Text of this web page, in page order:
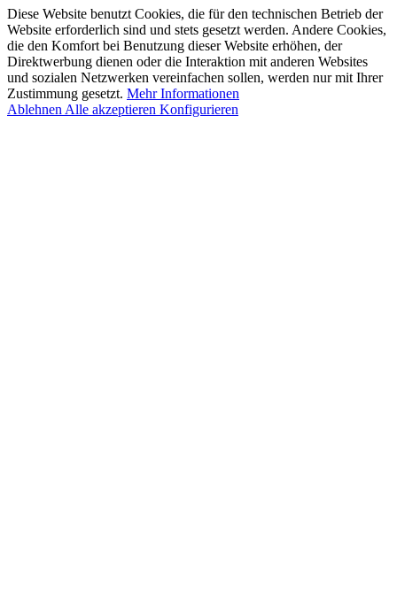
Diese Website benutzt Cookies, die für den technischen Betrieb der
Website erforderlich sind und stets gesetzt werden. Andere Cookies,
die den Komfort bei Benutzung dieser Website erhöhen, der
Direktwerbung dienen oder die Interaktion mit anderen Websites
und sozialen Netzwerken vereinfachen sollen, werden nur mit Ihrer
Zustimmung gesetzt. Mehr Informationen
Ablehnen Alle akzeptieren Konfigurieren